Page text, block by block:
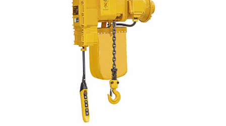
浙江悬臂吊
浙江液压升降货梯
浙江起重机配件
浙江提梁机